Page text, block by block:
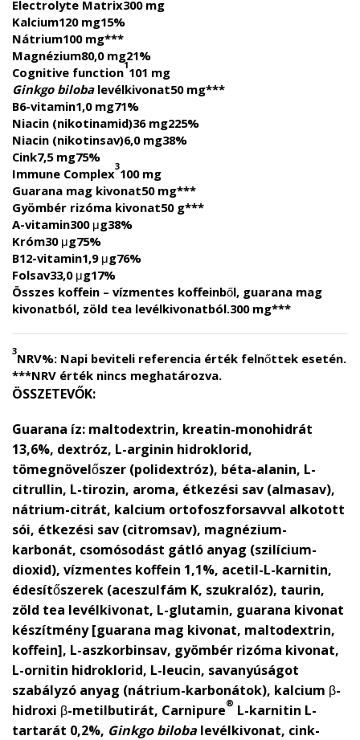
Electrolyte Matrix300 mg
Kalcium120 mg15%
Nátrium100 mg***
Magnézium80,0 mg21%
Cognitive function1101 mg
Ginkgo bilobalevélkivonat50 mg***
B6-vitamin1,0 mg71%
Niacin (nikotinamid)36 mg225%
Niacin (nikotinsav)6,0 mg38%
Cink7,5 mg75%
Immune Complex3100 mg
Guarana mag kivonat50 mg***
Gyömbér rizóma kivonat50 g***
A-vitamin300 μg38%
Króm30 μg75%
B12-vitamin1,9 μg76%
Folsav33,0 μg17%
Összes koffein – vízmentes koffeinből, guarana mag
kivonatból, zöld tea levélkivonatból.300 mg***
3NRV%: Napi beviteli referencia érték felnőttek esetén.
***NRV érték nincs meghatározva.
ÖSSZETEVŐK:
Guarana íz: maltodextrin, kreatin-monohidrát
13,6%, dextróz, L-arginin hidroklorid,
tömegnövelőszer (polidextróz), béta-alanin, L-
citrullin, L-tirozin, aroma, étkezési sav (almasav),
nátrium-citrát, kalcium ortofoszforsavval alkotott
sói, étkezési sav (citromsav), magnézium-
karbonát, csomósodást gátló anyag (szilícium-
dioxid), vízmentes koffein 1,1%, acetil-L-karnitin,
édesítőszerek (aceszulfám K, szukralóz), taurin,
zöld tea levélkivonat, L-glutamin, guarana kivonat
készítmény [guarana mag kivonat, maltodextrin,
koffein], L-aszkorbinsav, gyömbér rizóma kivonat,
L-ornitin hidroklorid, L-leucin, savanyúságot
szabályzó anyag (nátrium-karbonátok), kalcium β-
hidroxi β-metilbutirát, Carnipure® L-karnitin L-
tartarát 0,2%, Ginkgo biloba levélkivonat, cink-